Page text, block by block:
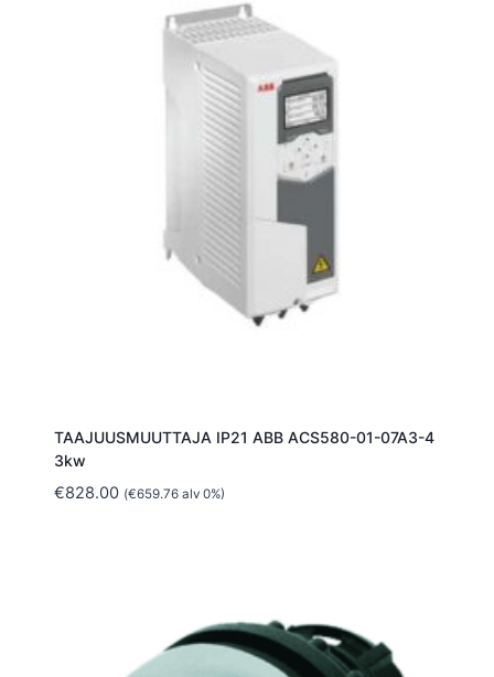
TAAJUUSMUUTTAJA IP21 ABB ACS580-01-07A3-4
3kw
€828.00 (€659.76alv 0%)